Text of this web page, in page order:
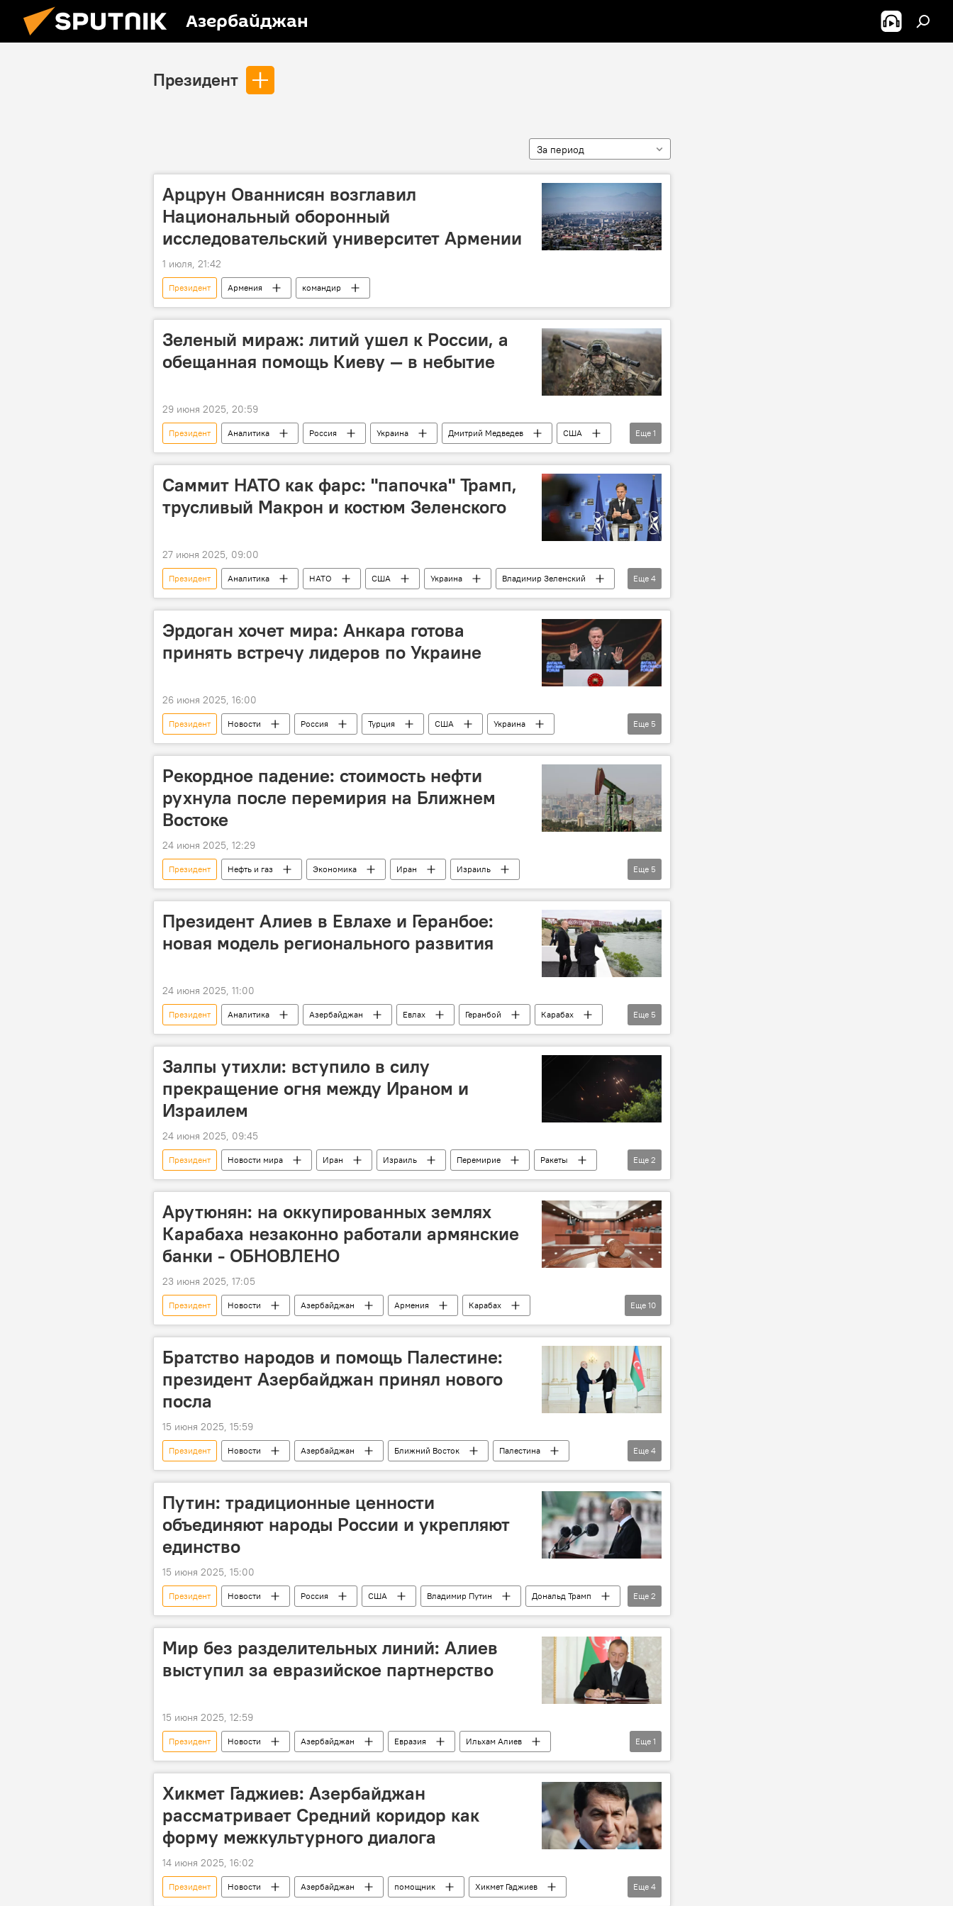
Азербайджан
Президент
За период
Арцрун Ованнисян возглавил
Национальный оборонный
исследовательский университет Армении
1 июля, 21:42
Президент Армения командир
Зеленый мираж: литий ушел к России, а
обещанная помощь Киеву — в небытие
29 июня 2025, 20:59
Президент Аналитика Россия Украина Дмитрий Медведев
США
Дональд Трамп
Еще 1
Саммит НАТО как фарс: "папочка" Трамп,
трусливый Макрон и костюм Зеленского
27 июня 2025, 09:00
Президент Аналитика НАТО США Украина
Владимир Зеленский
Дональд Трамп
Саммит Политика ФРГ
Еще 4
Эрдоган хочет мира: Анкара готова
принять встречу лидеров по Украине
26 июня 2025, 16:00
Президент Новости Россия Турция США
Украина
Владимир Путин
Реджеп Тайип Эрдоган Дональд Трамп
Политика
Еще 5
Рекордное падение: стоимость нефти
рухнула после перемирия на Ближнем
Востоке
24 июня 2025, 12:29
Президент Нефть и газ Экономика Иран
Израиль
Ближний Восток
Конфликт Дональд Трамп Brent
WTI
Еще 5
Президент Алиев в Евлахе и Геранбое:
новая модель регионального развития
24 июня 2025, 11:00
Президент Аналитика Азербайджан Евлах Геранбой
Карабах
Восточный Зангезур
Ильхам Алиев Экономика
Агропарк
Еще 5
Залпы утихли: вступило в силу
прекращение огня между Ираном и
Израилем
24 июня 2025, 09:45
Президент Новости мира Иран Израиль Перемирие
Ракеты
США
Дональд Трамп
Еще 2
Арутюнян: на оккупированных землях
Карабаха незаконно работали армянские
банки - ОБНОВЛЕНО
23 июня 2025, 17:05
Президент Новости Азербайджан Армения
Карабах
Сепаратисты
армянский сепаратизм Суд
Судебное разбирательство
незаконные вооруженные формирования
Араик Арутюнян
Еще 10
Братство народов и помощь Палестине:
президент Азербайджан принял нового
посла
15 июня 2025, 15:59
Президент Новости Азербайджан Ближний Восток
Палестина
Израиль
Политика Ильхам Алиев ООН
Еще 4
Путин: традиционные ценности
объединяют народы России и укрепляют
единство
15 июня 2025, 15:00
Президент Новости Россия США Владимир Путин
Дональд Трамп
Европа
Ценности
Еще 2
Мир без разделительных линий: Алиев
выступил за евразийское партнерство
15 июня 2025, 12:59
Президент Новости Азербайджан Евразия
Ильхам Алиев
Южный Кавказ
Еще 1
Хикмет Гаджиев: Азербайджан
рассматривает Средний коридор как
форму межкультурного диалога
14 июня 2025, 16:02
Президент Новости Азербайджан помощник
Хикмет Гаджиев
Еще 4